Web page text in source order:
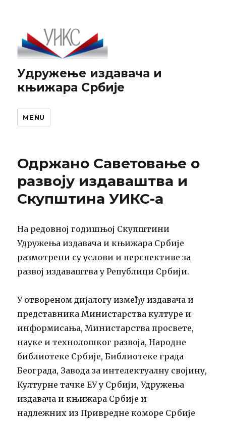
Удружење издавача и
књижара Србије
MENU
Одржано Саветовање о
развоју издаваштва и
Скупштина УИКС-а
На редовној годишњој Скупштини
Удружења издавача и књижара Србије
размотрени су услови и перспективе за
развој издаваштва у Републици Србији.
У отвореном дијалогу између издавача и
представника Министарства културе и
информисања, Министарства просвете,
науке и технолошког развоја, Народне
библиотеке Србије, Библиотеке града
Београда, Завода за интелектуалну својину,
Културне тачке ЕУ у Србији, Удружења
издавача и књижара Србије и
надлежних из Привредне коморе Србије